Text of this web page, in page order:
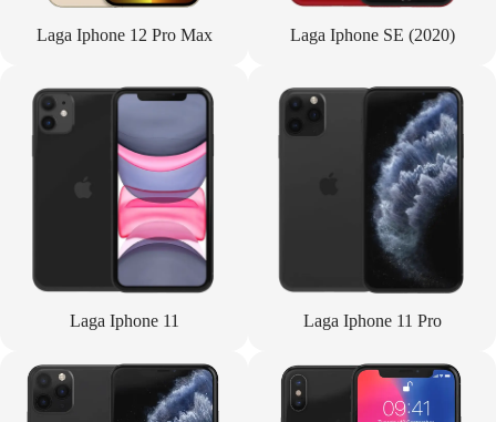
Laga Iphone 12 Pro Max Laga Iphone SE (2020)
Laga Iphone 11 Laga Iphone 11 Pro